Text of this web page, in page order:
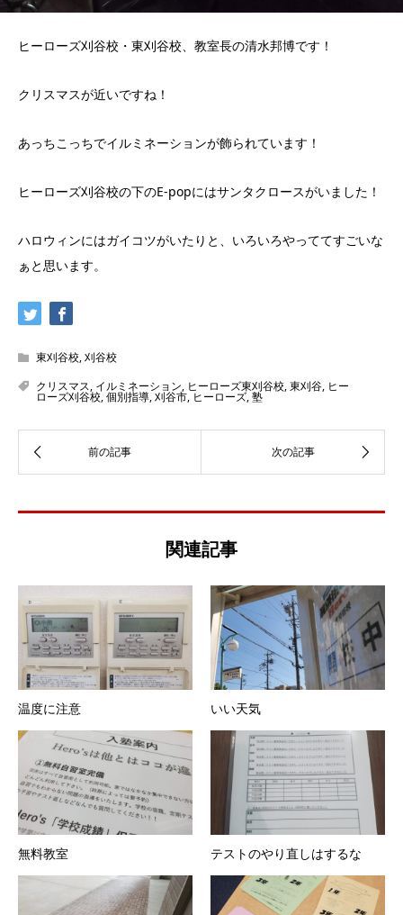
ヒーローズ刈谷校・東刈谷校、教室長の清水邦博です！
クリスマスが近いですね！
あっちこっちでイルミネーションが飾られています！
ヒーローズ刈谷校の下のE-popにはサンタクロースがいました！
ハロウィンにはガイコツがいたりと、いろいろやっててすごいな
ぁと思います。
東刈谷校,刈谷校
クリスマス, イルミネーション, ヒーローズ東刈谷校,東刈谷, ヒー
ローズ刈谷校,個別指導,刈谷市, ヒーローズ,塾
関連記事
温度に注意 いい天気
無料教室 テストのやり直しはするな